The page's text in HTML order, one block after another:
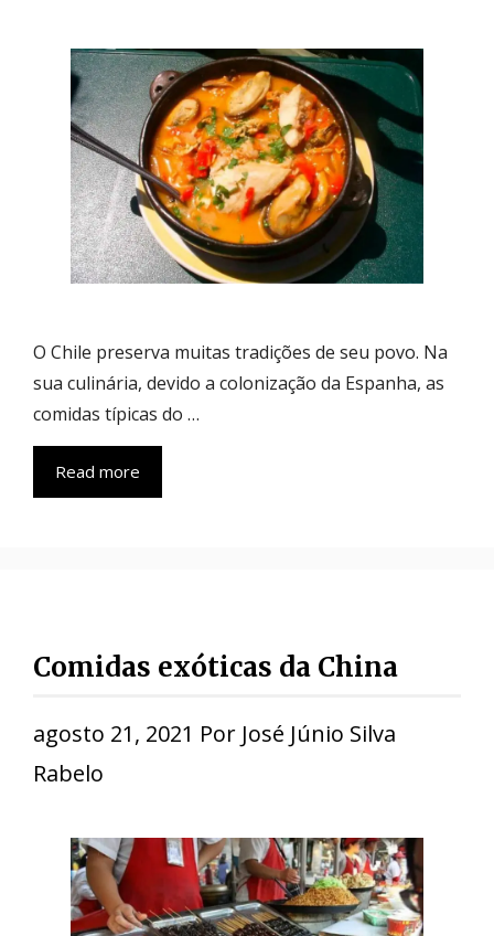
O Chile preserva muitas tradições de seu povo. Na
sua culinária, devido a colonização da Espanha, as
comidas típicas do …
Read more
Comidas exóticas da China
agosto 21, 2021 Por José Júnio Silva
Rabelo